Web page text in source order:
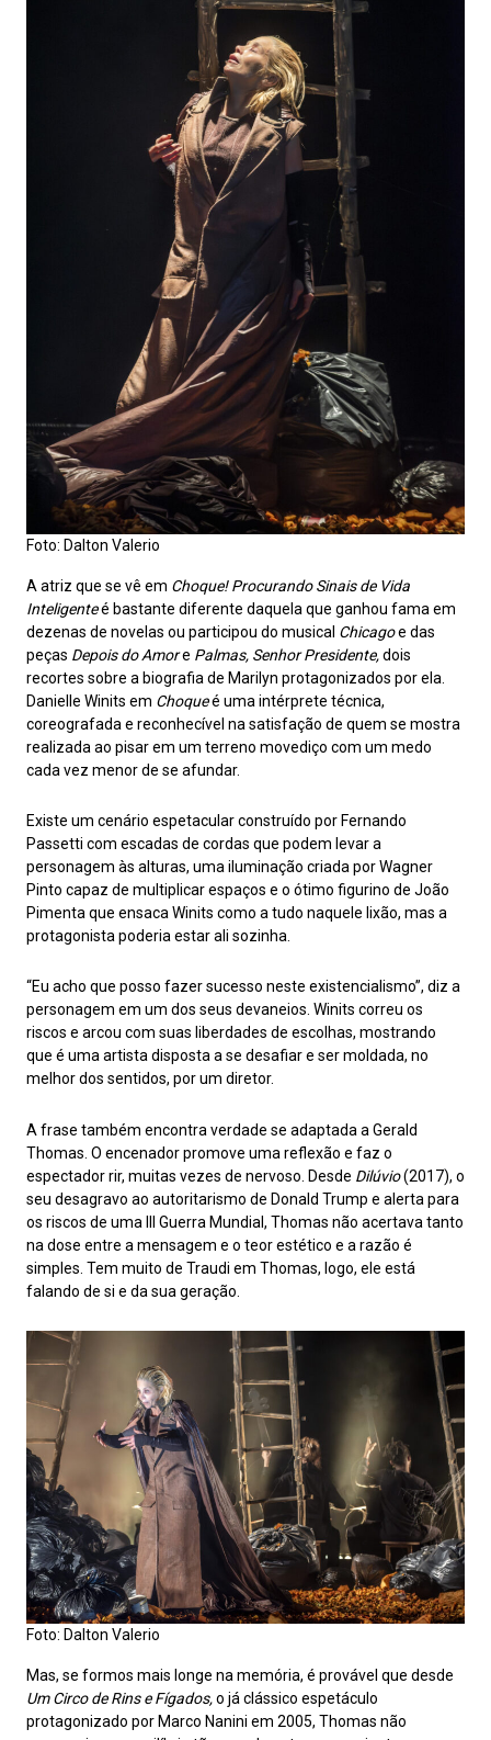
Foto: Dalton Valerio
A atriz que se vê em Choque! Procurando Sinais de Vida
Inteligenteé bastante diferente daquela que ganhou fama em
dezenas de novelas ou participou do musical Chicagoe das
peças Depois do Amore Palmas, Senhor Presidente,dois
recortes sobre a biografia de Marilyn protagonizados por ela.
Danielle Winits em Choqueé uma intérprete técnica,
coreografada e reconhecível na satisfação de quem se mostra
realizada ao pisar em um terreno movediço com um medo
cada vez menor de se afundar.
Existe um cenário espetacular construído por Fernando
Passetti com escadas de cordas que podem levar a
personagem às alturas, uma iluminação criada por Wagner
Pinto capaz de multiplicar espaços e o ótimo figurino de João
Pimenta que ensaca Winits como a tudo naquele lixão, mas a
protagonista poderia estar ali sozinha.
“Eu acho que posso fazer sucesso neste existencialismo”, diz a
personagem em um dos seus devaneios. Winits correu os
riscos e arcou com suas liberdades de escolhas, mostrando
que é uma artista disposta a se desafiar e ser moldada, no
melhor dos sentidos, por um diretor.
A frase também encontra verdade se adaptada a Gerald
Thomas. O encenador promove uma reflexão e faz o
espectador rir, muitas vezes de nervoso. Desde Dilúvio(2017), o
seu desagravo ao autoritarismo de Donald Trump e alerta para
os riscos de uma III Guerra Mundial, Thomas não acertava tanto
na dose entre a mensagem e o teor estético e a razão é
simples. Tem muito de Traudi em Thomas, logo, ele está
falando de si e da sua geração.
Foto: Dalton Valerio
Mas, se formos mais longe na memória, é provável que desde
Um Circo de Rins e Fígados,o já clássico espetáculo
protagonizado por Marco Nanini em 2005, Thomas não